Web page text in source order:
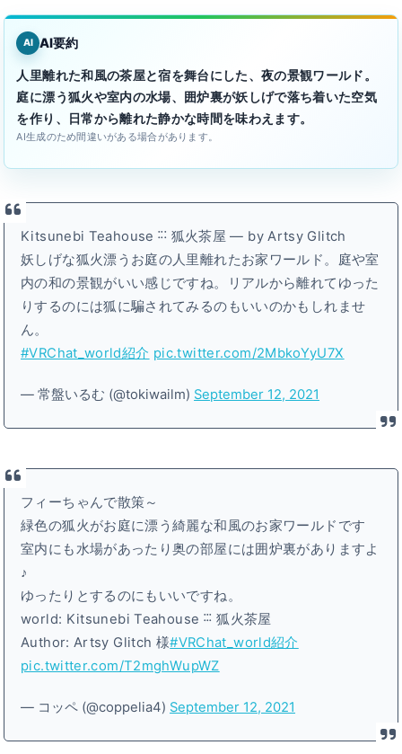
AI AI要約
人里離れた和風の茶屋と宿を舞台にした、夜の景観ワールド。
庭に漂う狐火や室内の水場、囲炉裏が妖しげで落ち着いた空気
を作り、日常から離れた静かな時間を味わえます。
AI生成のため間違いがある場合があります。
Kitsunebi Teahouse ˸˸˸ 狐火茶屋 — by Artsy Glitch
妖しげな狐火漂うお庭の人里離れたお家ワールド。庭や室
内の和の景観がいい感じですね。リアルから離れてゆった
りするのには狐に騙されてみるのもいいのかもしれませ
ん。
#VRChat_world紹介 pic.twitter.com/2MbkoYyU7X
— 常盤いるむ (@tokiwailm) September 12, 2021
フィーちゃんで散策～
緑色の狐火がお庭に漂う綺麗な和風のお家ワールドです
室内にも水場があったり奥の部屋には囲炉裏がありますよ
♪
ゆったりとするのにもいいですね。
world: Kitsunebi Teahouse ˸˸˸ 狐火茶屋
Author: Artsy Glitch 様#VRChat_world紹介
pic.twitter.com/T2mghWupWZ
— コッペ (@coppelia4) September 12, 2021